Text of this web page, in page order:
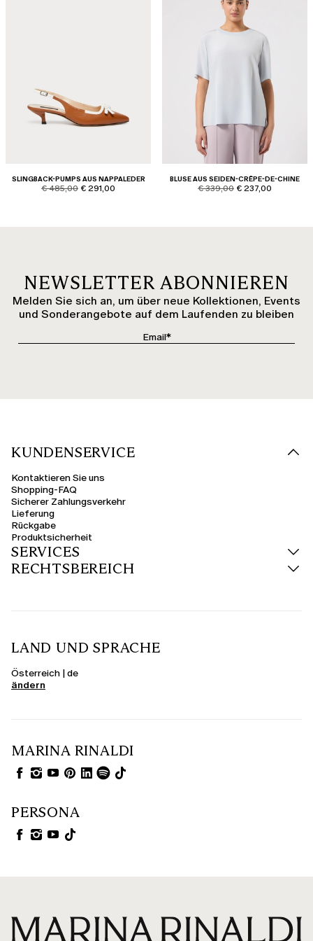
SLINGBACK-PUMPS AUS NAPPALEDER
product.price.original
€ 485,00 product.price.sale
€ 291,00
BLUSE AUS SEIDEN-CRÊPE-DE-CHINE
product.price.original
€ 339,00 product.price.sale
€ 237,00
NEWSLETTER ABONNIEREN
Melden Sie sich an, um über neue Kollektionen, Events
und Sonderangebote auf dem Laufenden zu bleiben
KUNDENSERVICE
Kontaktieren Sie uns
Shopping-FAQ
Sicherer Zahlungsverkehr
Lieferung
Rückgabe
Produktsicherheit
SERVICES
RECHTSBEREICH
LAND UND SPRACHE
Österreich | de
ändern
MARINA RINALDI
PERSONA